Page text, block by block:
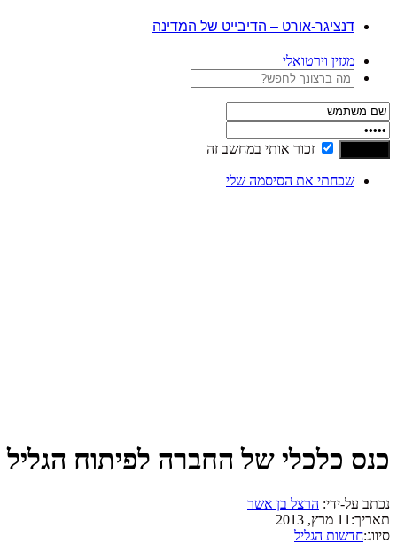
דנציגר-אורט – הדיבייט של המדינה
מגזין וירטואלי
זכור אותי במחשב זה
שכחתי את הסיסמה שלי
כנס כלכלי של החברה לפיתוח הגליל
נכתב על-ידי: הרצל בן אשר
תאריך: 11 מרץ, 2013
סיווג:חדשות הגליל